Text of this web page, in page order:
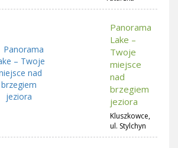
Panorama
Lake –
Twoje
miejsce
nad
brzegiem
jeziora
Kluszkowce,
ul. Stylchyn